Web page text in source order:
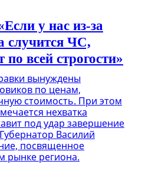
у нас из-за
случится ЧС,
всей строгости»
вынуждены
по ценам,
стоимость. При этом
нехватка
под удар завершение
Василий
посвященное
рынке региона.